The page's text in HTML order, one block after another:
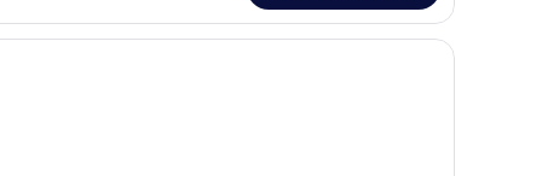
takımı, odada kasa, masa